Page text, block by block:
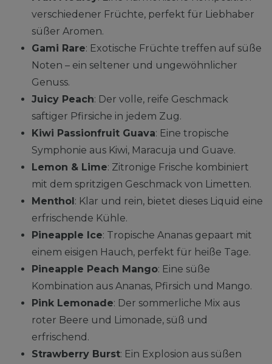
verschiedener Früchte, perfekt für Liebhaber
süßer Aromen.
Gami Rare: Exotische Früchte treffen auf süße
Noten – ein seltener und ungewöhnlicher
Genuss.
Juicy Peach: Der volle, reife Geschmack
saftiger Pfirsiche in jedem Zug.
Kiwi Passionfruit Guava: Eine tropische
Symphonie aus Kiwi, Maracuja und Guave.
Lemon & Lime: Zitronige Frische kombiniert
mit dem spritzigen Geschmack von Limetten.
Menthol: Klar und rein, bietet dieses Liquid eine
erfrischende Kühle.
Pineapple Ice: Tropische Ananas gepaart mit
einem eisigen Hauch, perfekt für heiße Tage.
Pineapple Peach Mango: Eine süße
Kombination aus Ananas, Pfirsich und Mango.
Pink Lemonade: Der sommerliche Mix aus
roter Beere und Limonade, süß und
erfrischend.
Strawberry Burst: Ein Explosion aus süßen